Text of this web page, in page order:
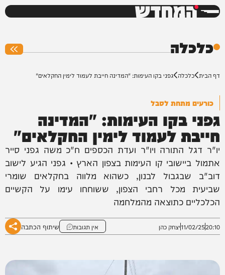
המחדש
כלכלה
דף הבית כלכלה גפני בקו העימות: "המדינה חייבת לעמוד לימין החקלאים"
כורעים מתחת לסבל
גפני בקו העימות: "המדינה
חייבת לעמוד לימין החקלאים"
יו"ר דגל התורה ויו"ר ועדת הכספים ח"כ משה גפני סייר
אתמול ביישובי קו העימות בצפון הארץ • גפני הגיע לישוב
דוב"ב שבגבול לבנון, כשהוא מלווה בחקלאים שומרי
שביעית מכל רחבי הצפון, ששוחחו עימו על הקשיים
הכלכליים כתוצאה מהמלחמה
20:10
11/02/25יצחק כהן אין תגובות שיתוף הכתבה